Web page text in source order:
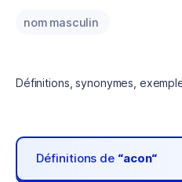
nom masculin
Définitions, synonymes,
Définitions de “acon“